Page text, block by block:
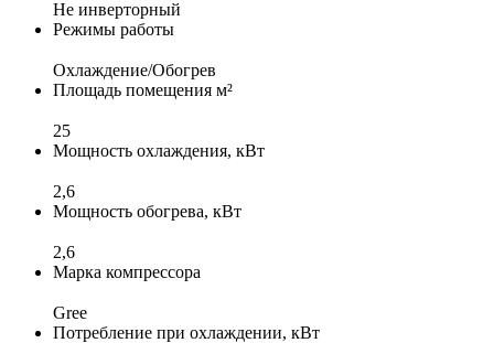
Не инверторный
Режимы работы
Охлаждение/Обогрев
Площадь помещения м²
25
Мощность охлаждения, кВт
2,6
Мощность обогрева, кВт
2,6
Марка компрессора
Gree
Потребление при охлаждении, кВт